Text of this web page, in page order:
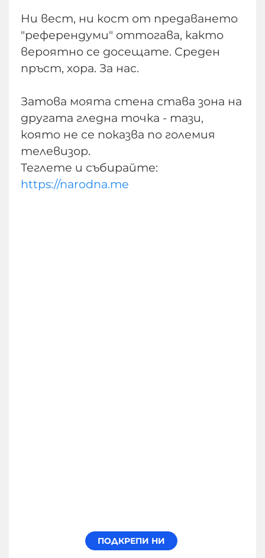
Ни вест, ни кост от предаването
"референдуми" оттогава, както
вероятно се досещате. Среден
пръст, хора. За нас.
Затова моята стена става зона на
другата гледна точка - тази,
която не се показва по големия
телевизор.
Теглете и събирайте:
https://narodna.me